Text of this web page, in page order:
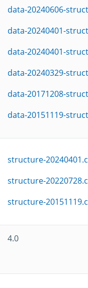
data-20240606-
data-20240401-
data-20240401-
data-20240329-
data-20171208-
data-20151119-
structure-
structure-
structure-
4.0